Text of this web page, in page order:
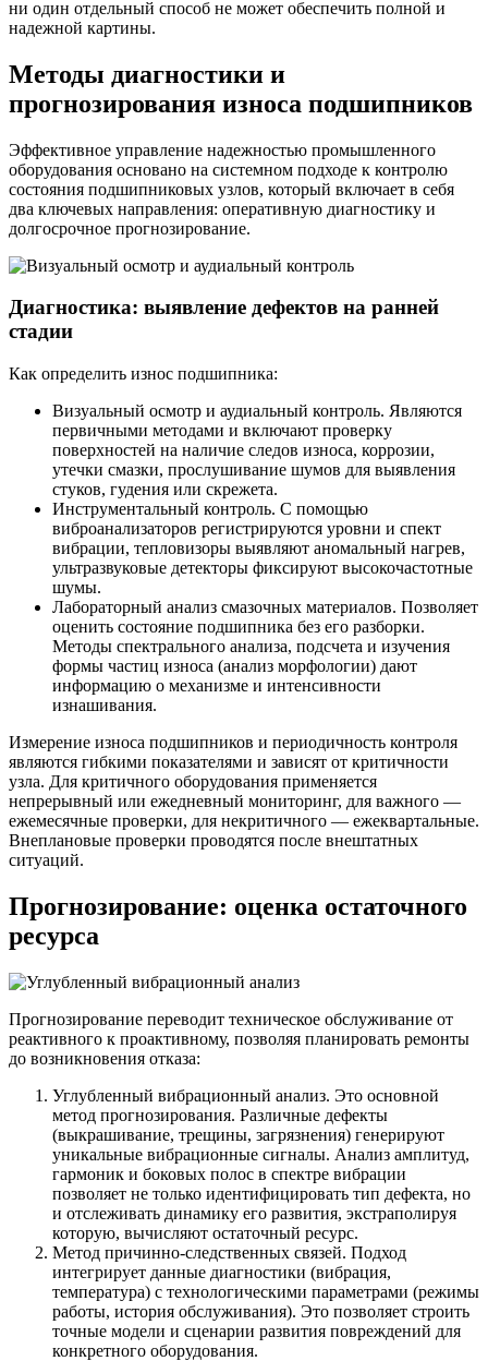
ни один отдельный способ не может обеспечить полной и
надежной картины.
Методы диагностики и
прогнозирования износа подшипников
Эффективное управление надежностью промышленного
оборудования основано на системном подходе к контролю
состояния подшипниковых узлов, который включает в себя
два ключевых направления: оперативную диагностику и
долгосрочное прогнозирование.
Диагностика: выявление дефектов на ранней
стадии
Как определить износ подшипника:
Визуальный осмотр и аудиальный контроль. Являются
первичными методами и включают проверку
поверхностей на наличие следов износа, коррозии,
утечки смазки, прослушивание шумов для выявления
стуков, гудения или скрежета.
Инструментальный контроль. С помощью
виброанализаторов регистрируются уровни и спект
вибрации, тепловизоры выявляют аномальный нагрев,
ультразвуковые детекторы фиксируют высокочастотные
шумы.
Лабораторный анализ смазочных материалов. Позволяет
оценить состояние подшипника без его разборки.
Методы спектрального анализа, подсчета и изучения
формы частиц износа (анализ морфологии) дают
информацию о механизме и интенсивности
изнашивания.
Измерение износа подшипников и периодичность контроля
являются гибкими показателями и зависят от критичности
узла. Для критичного оборудования применяется
непрерывный или ежедневный мониторинг, для важного —
ежемесячные проверки, для некритичного — ежеквартальные.
Внеплановые проверки проводятся после внештатных
ситуаций.
Прогнозирование: оценка остаточного
ресурса
Прогнозирование переводит техническое обслуживание от
реактивного к проактивному, позволяя планировать ремонты
до возникновения отказа:
Углубленный вибрационный анализ. Это основной
метод прогнозирования. Различные дефекты
(выкрашивание, трещины, загрязнения) генерируют
уникальные вибрационные сигналы. Анализ амплитуд,
гармоник и боковых полос в спектре вибрации
позволяет не только идентифицировать тип дефекта, но
и отслеживать динамику его развития, экстраполируя
которую, вычисляют остаточный ресурс.
Метод причинно-следственных связей. Подход
интегрирует данные диагностики (вибрация,
температура) с технологическими параметрами (режимы
работы, история обслуживания). Это позволяет строить
точные модели и сценарии развития повреждений для
конкретного оборудования.